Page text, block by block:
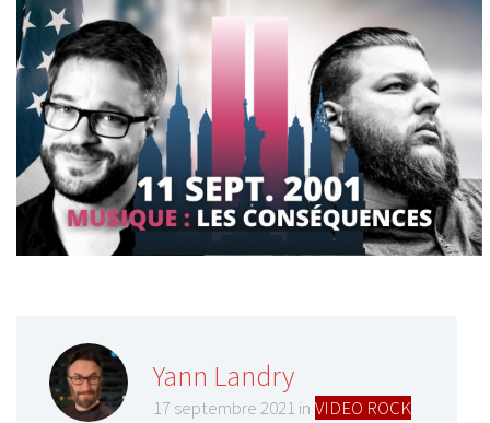
Yann Landry
17 septembre 2021 in VIDEO ROCK